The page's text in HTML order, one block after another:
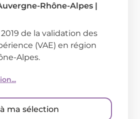
Rhône-Alpes |
de la validation des
(VAE) en région
Alpes.
ma sélection